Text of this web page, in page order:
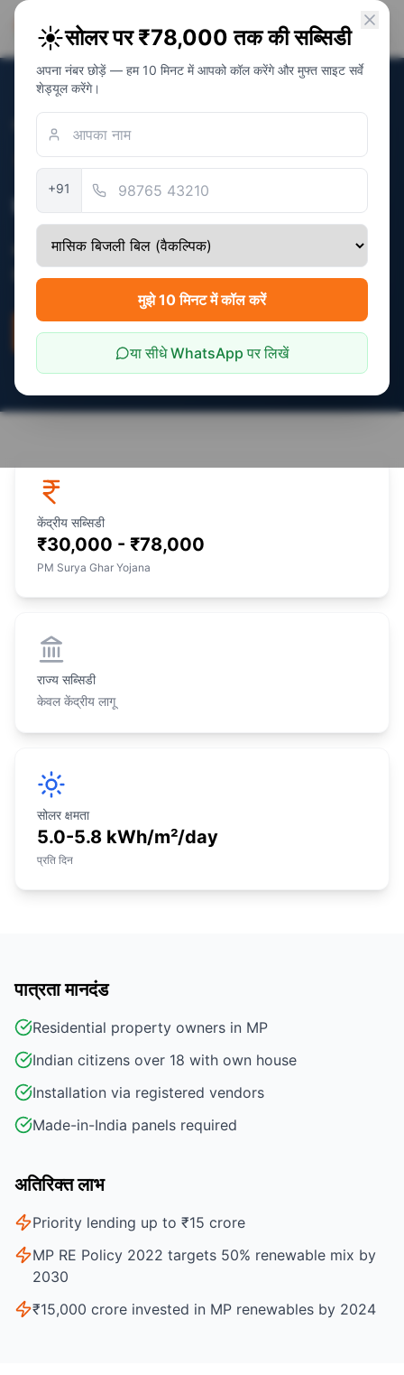
PM Solar
सोलर अवेयरनेस फाउंडेशन
सत्यापित: December 2025
मध्य प्रदेश में सोलर सब्सिडी
मध्य प्रदेश में केंद्रीय PM सूर्य घर सब्सिडी (₹30,000 -
₹78,000) लागू है।
पात्रता जांचें बचत कैलकुलेटर
केंद्रीय सब्सिडी
₹30,000 - ₹78,000
PM Surya Ghar Yojana
राज्य सब्सिडी
केवल केंद्रीय लागू
सोलर क्षमता
5.0-5.8 kWh/m²/day
प्रति दिन
पात्रता मानदंड
Residential property owners in MP
Indian citizens over 18 with own house
Installation via registered vendors
Made-in-India panels required
अतिरिक्त लाभ
Priority lending up to ₹15 crore
MP RE Policy 2022 targets 50% renewable mix by
2030
₹15,000 crore invested in MP renewables by 2024
☀️सोलर पर ₹78,000 तक की सब्सिडी
अपना नंबर छोड़ें — हम 10 मिनट में आपको कॉल करेंगे और मुफ्त साइट सर्वे
शेड्यूल करेंगे।
+91
मुझे 10 मिनट में कॉल करें
या सीधे WhatsApp पर लिखें